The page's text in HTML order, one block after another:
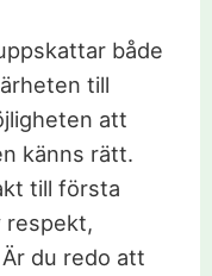
både
till
att
känns rätt.
till första
respekt,
du redo att